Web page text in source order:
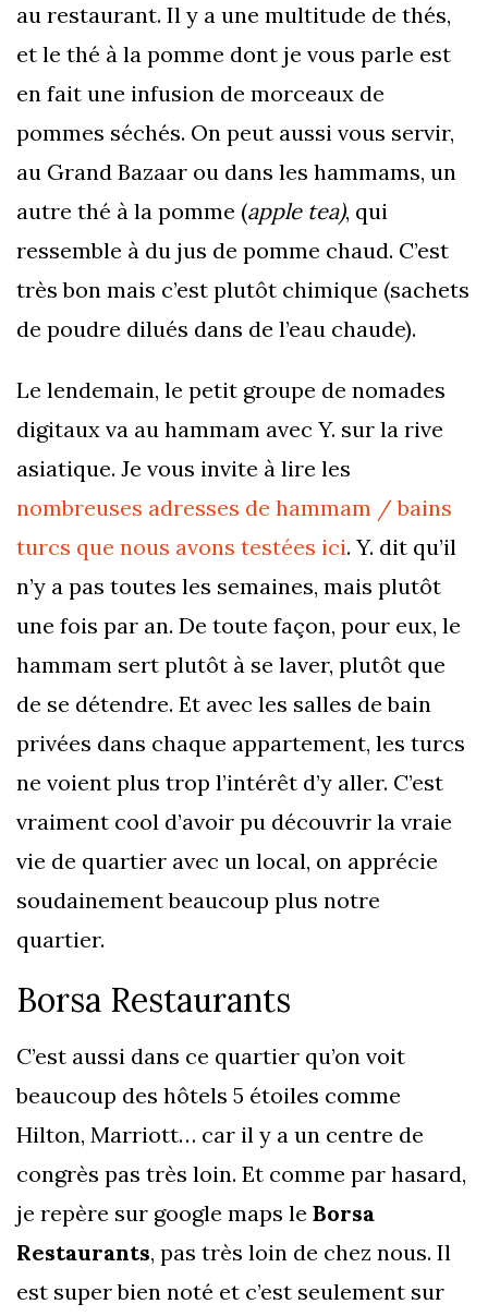
au restaurant. Il y a une multitude de thés,
et le thé à la pomme dont je vous parle est
en fait une infusion de morceaux de
pommes séchés. On peut aussi vous servir,
au Grand Bazaar ou dans les hammams, un
autre thé à la pomme (apple tea), qui
ressemble à du jus de pomme chaud. C’est
très bon mais c’est plutôt chimique (sachets
de poudre dilués dans de l’eau chaude).
Le lendemain, le petit groupe de nomades
digitaux va au hammam avec Y. sur la rive
asiatique. Je vous invite à lire les
nombreuses adresses de hammam / bains
turcs que nous avons testées ici. Y. dit qu’il
n’y a pas toutes les semaines, mais plutôt
une fois par an. De toute façon, pour eux, le
hammam sert plutôt à se laver, plutôt que
de se détendre. Et avec les salles de bain
privées dans chaque appartement, les turcs
ne voient plus trop l’intérêt d’y aller. C’est
vraiment cool d’avoir pu découvrir la vraie
vie de quartier avec un local, on apprécie
soudainement beaucoup plus notre
quartier.
Borsa Restaurants
C’est aussi dans ce quartier qu’on voit
beaucoup des hôtels 5 étoiles comme
Hilton, Marriott… car il y a un centre de
congrès pas très loin. Et comme par hasard,
je repère sur google maps le Borsa
Restaurants, pas très loin de chez nous. Il
est super bien noté et c’est seulement sur